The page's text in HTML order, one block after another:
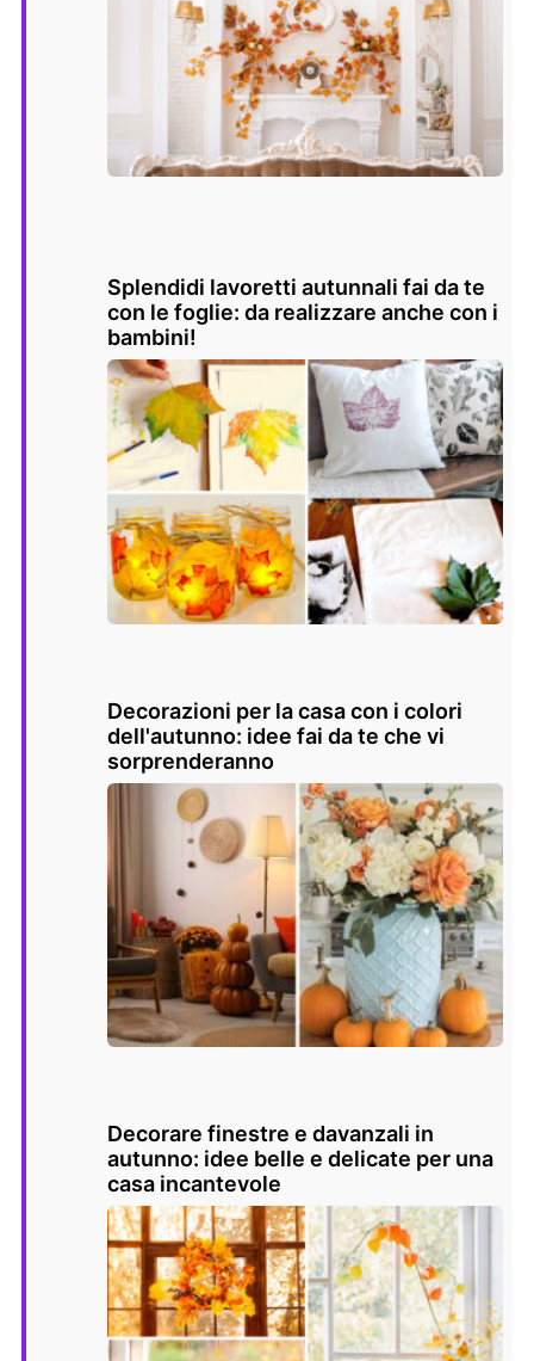
Splendidi lavoretti autunnali fai da te
con le foglie: da realizzare anche con i
bambini!
Decorazioni per la casa con i colori
dell'autunno: idee fai da te che vi
sorprenderanno
Decorare finestre e davanzali in
autunno: idee belle e delicate per una
casa incantevole